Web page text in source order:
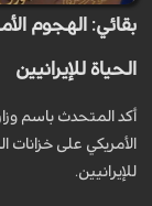
بقائي: الهجوم
الحياة للإيرانيين
أكد المتحدث باسم
الأمريكي على خزانات
للإيرانيين.